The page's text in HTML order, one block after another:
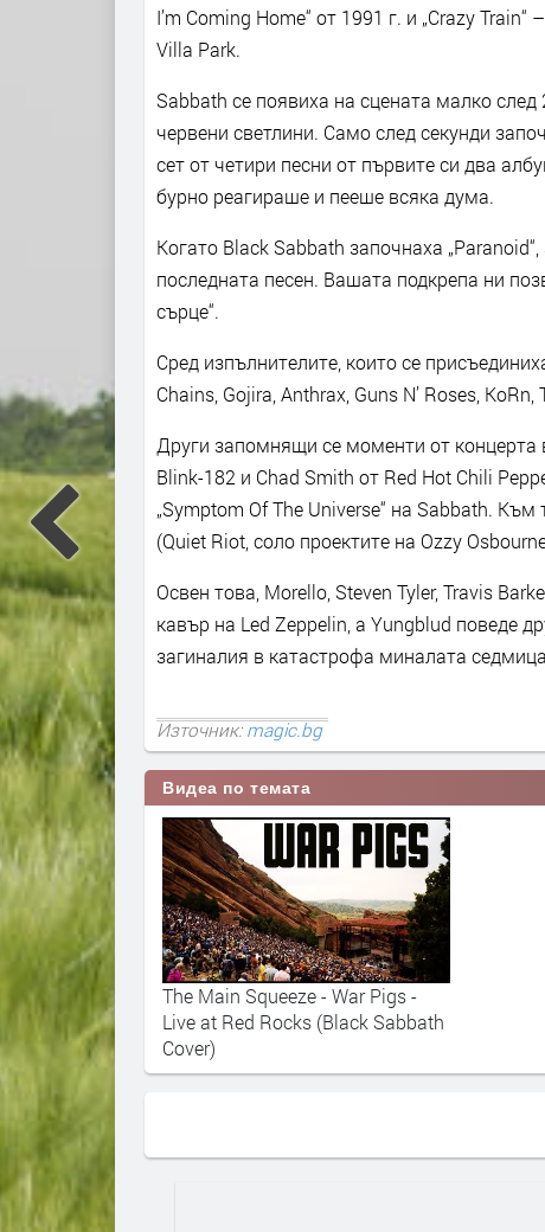
I’m Coming Home“ от 1991 г. и „Crazy
Villa Park.
Sabbath се появиха на сцената малко
червени светлини. Само след секунди
сет от четири песни от първите си два
бурно реагираше и пееше всяка дума.
Когато Black Sabbath започнаха
последната песен. Вашата подкрепа ни
сърце“.
Сред изпълнителите, които се
Chains, Gojira, Anthrax, Guns N’ Roses,
Други запомнящи се моменти от концерта
Blink-182 и Chad Smith от Red Hot Chili
„Symptom Of The Universe“ на Sabbath.
(Quiet Riot, соло проектите на Ozzy
Освен това, Morello, Steven Tyler, Travis
кавър на Led Zeppelin, а Yungblud поведе
загиналия в катастрофа миналата
Източник:magic.bg
Видеа по темата
The Main Squeeze - War Pigs -
Live at Red Rocks (Black Sabbath
Cover)